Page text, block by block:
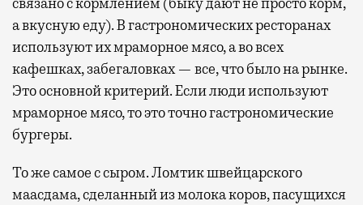
а вкусную еду). В гастрономических ресторанах
используют их мраморное мясо, а во всех
кафешках, забегаловках — все, что было на рынке.
Это основной критерий. Если люди используют
мраморное мясо, то это точно гастрономические
бургеры.
То же самое с сыром. Ломтик швейцарского
маасдама, сделанный из молока коров, пасущихся